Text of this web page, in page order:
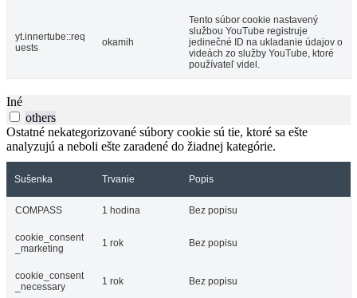
yt.innertube::req
uests
okamih
Tento súbor cookie nastavený
službou YouTube registruje
jedinečné ID na ukladanie údajov o
videách zo služby YouTube, ktoré
používateľ videl.
Iné
others
Ostatné nekategorizované súbory cookie sú tie, ktoré sa ešte
analyzujú a neboli ešte zaradené do žiadnej kategórie.
Sušenka Trvanie Popis
COMPASS 1 hodina Bez popisu
cookie_consent
_marketing
1 rok Bez popisu
cookie_consent
_necessary
1 rok Bez popisu